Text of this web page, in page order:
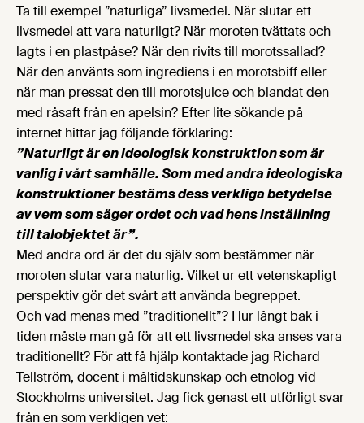
Ta till exempel ”naturliga” livsmedel. När slutar ett
livsmedel att vara naturligt? När moroten tvättats och
lagts i en plastpåse? När den rivits till morotssallad?
När den använts som ingrediens i en morotsbiff eller
när man pressat den till morotsjuice och blandat den
med råsaft från en apelsin? Efter lite sökande på
internet hittar jag följande förklaring:
”Naturligt är en ideologisk konstruktion som är
vanlig i vårt samhälle. Som med andra ideologiska
konstruktioner bestäms dess verkliga betydelse
av vem som säger ordet och vad hens inställning
till talobjektet är”.
Med andra ord är det du själv som bestämmer när
moroten slutar vara naturlig. Vilket ur ett vetenskapligt
perspektiv gör det svårt att använda begreppet.
Och vad menas med ”traditionellt”? Hur långt bak i
tiden måste man gå för att ett livsmedel ska anses vara
traditionellt? För att få hjälp kontaktade jag Richard
Tellström, docent i måltidskunskap och etnolog vid
Stockholms universitet. Jag fick genast ett utförligt svar
från en som verkligen vet: